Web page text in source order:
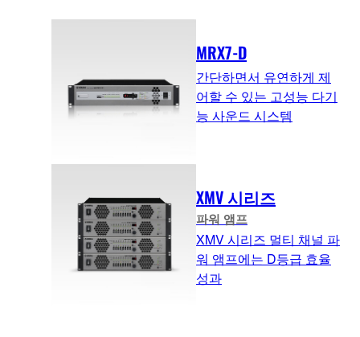
MRX7-D
간단하면서 유연하게 제
어할 수 있는 고성능 다기
능 사운드 시스템
XMV 시리즈
파워 앰프
XMV 시리즈 멀티 채널 파
워 앰프에는 D등급 효율
성과